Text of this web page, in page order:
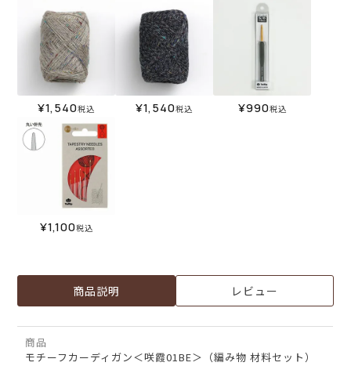
¥1,540税込 ¥1,540税込 ¥990税込
¥1,100税込
商品説明 レビュー
商品
モチーフカーディガン＜咲霞01BE＞（編み物 材料セット）